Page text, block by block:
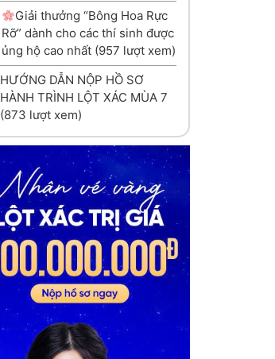
Giải thưởng “Bông Hoa Rực
Rỡ” dành cho các thí sinh được
ủng hộ cao nhất (957 lượt xem)
HƯỚNG DẪN NỘP HỒ SƠ
HÀNH TRÌNH LỘT XÁC MÙA 7
(873 lượt xem)